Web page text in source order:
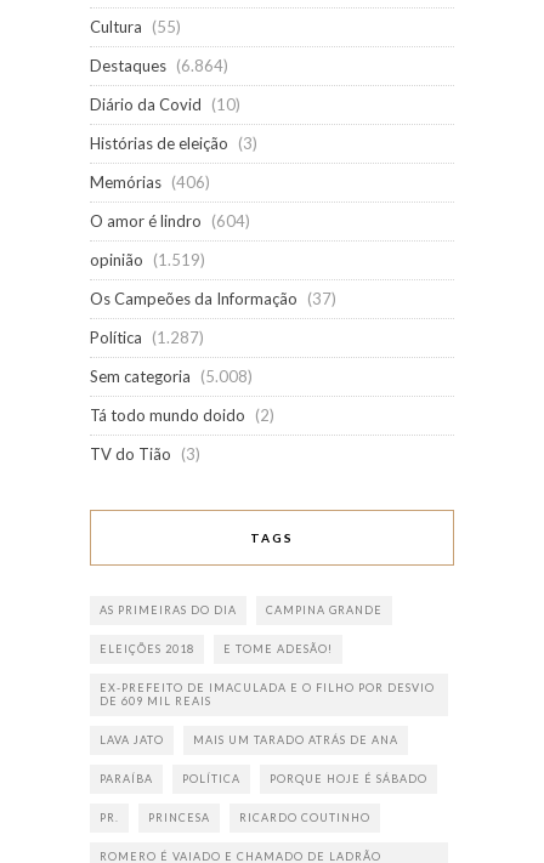
Cultura
(55)
Destaques (6.864)
Diário da Covid
(10)
Histórias de eleição
(3)
Memórias (406)
O amor é lindro
(604)
opinião
(1.519)
Os Campeões da Informação
(37)
Política
(1.287)
Sem categoria
(5.008)
Tá todo mundo doido
(2)
TV do Tião
(3)
TAGS
AS PRIMEIRAS DO DIA CAMPINA GRANDE
ELEIÇÕES 2018 E TOME ADESÃO!
EX-PREFEITO DE IMACULADA E O FILHO POR DESVIO
DE 609 MIL REAIS
LAVA JATO MAIS UM TARADO ATRÁS DE ANA
PARAÍBA POLÍTICA PORQUE HOJE É SÁBADO
PR. PRINCESA RICARDO COUTINHO
ROMERO É VAIADO E CHAMADO DE LADRÃO